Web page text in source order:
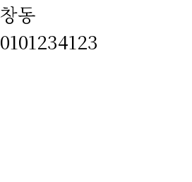
창동
0101234123